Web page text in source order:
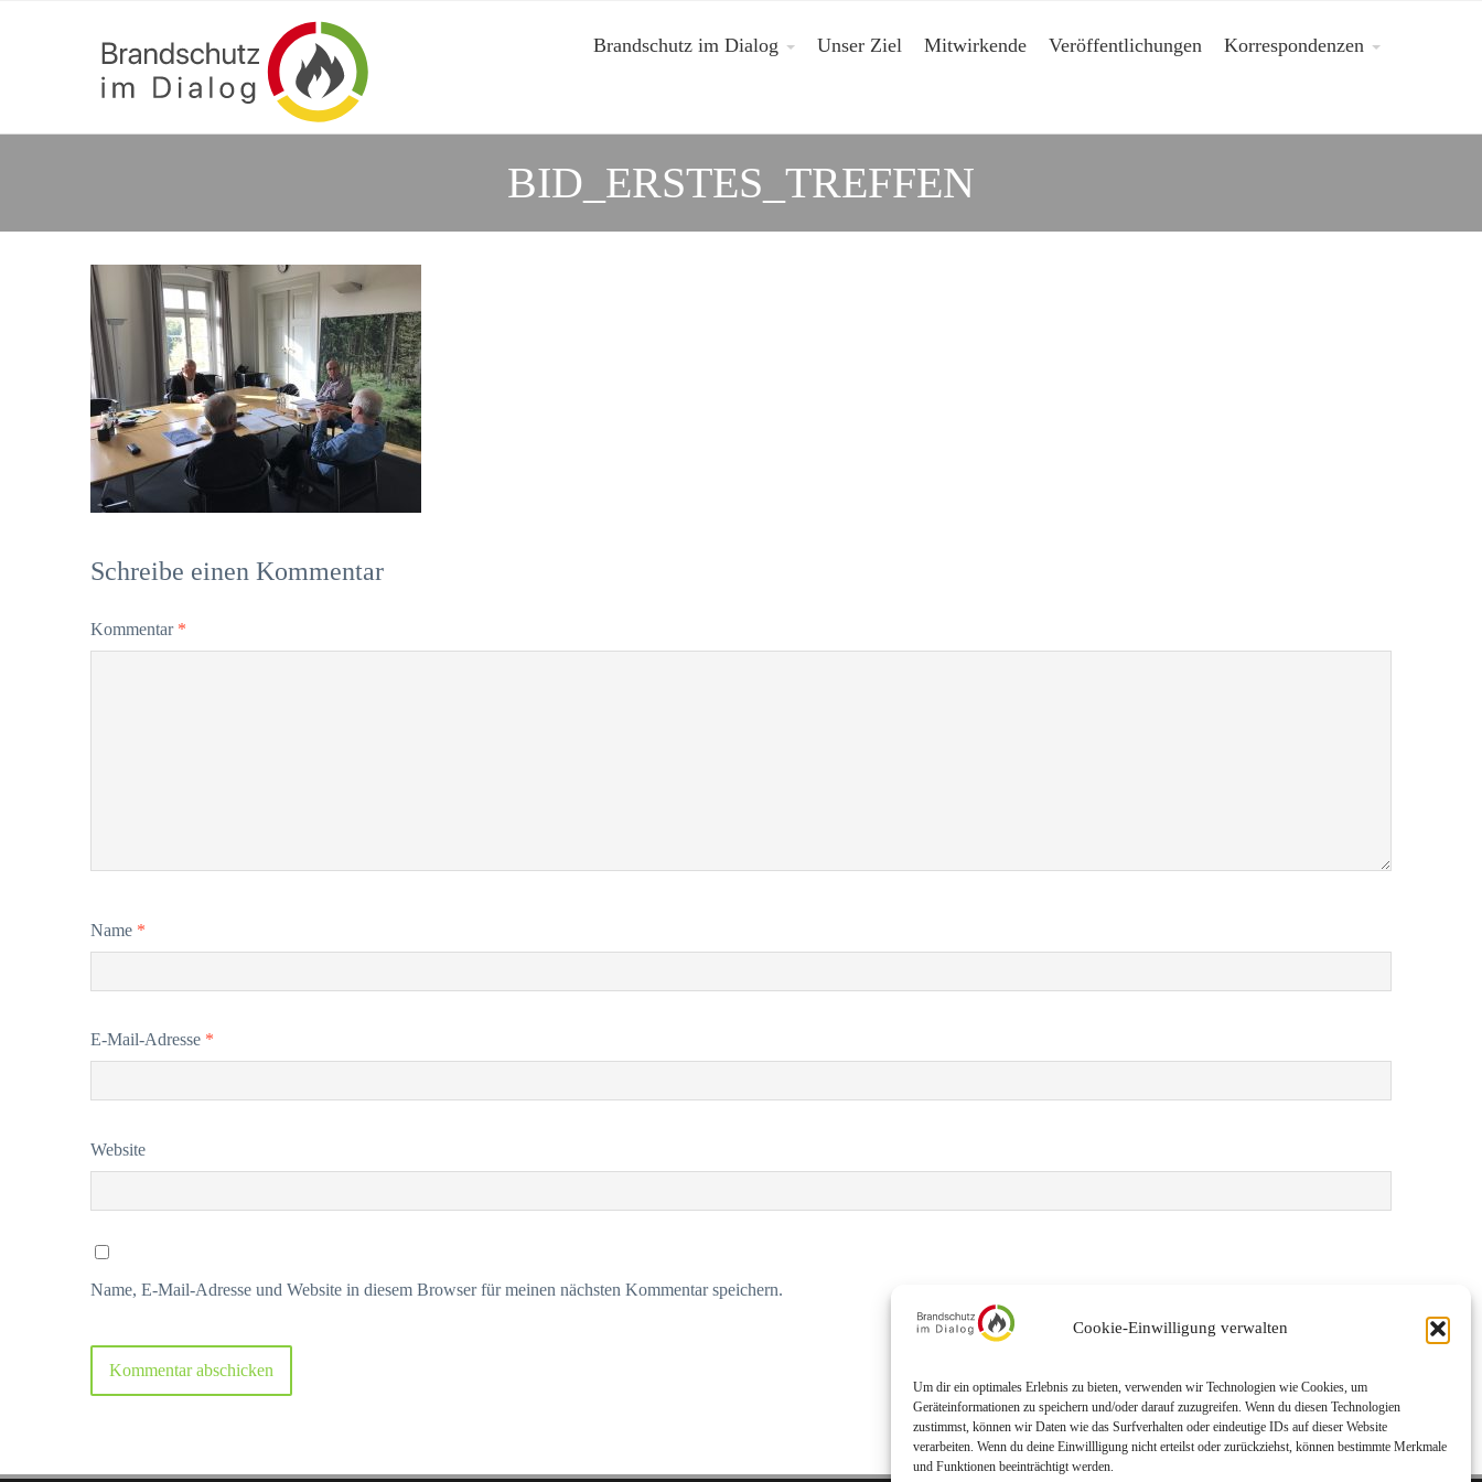
Cookie-Einwilligung verwalten
Um dir ein optimales Erlebnis zu bieten, verwenden wir Technologien wie Cookies, um
Geräteinformationen zu speichern und/oder darauf zuzugreifen. Wenn du diesen Technologien
zustimmst, können wir Daten wie das Surfverhalten oder eindeutige IDs auf dieser Website
verarbeiten. Wenn du deine Einwillligung nicht erteilst oder zurückziehst, können bestimmte Merkmale
und Funktionen beeinträchtigt werden.
Brandschutz im Dialog Unser Ziel Mitwirkende Veröffentlichungen Korrespondenzen
BID_ERSTES_TREFFEN
Schreibe einen Kommentar
Kommentar *
Name *
E-Mail-Adresse *
Website
Name, E-Mail-Adresse und Website in diesem Browser für meinen nächsten Kommentar speichern.